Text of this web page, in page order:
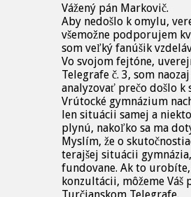
Vážený pán Markovič.
Aby nedošlo k omylu,
všemožne podporujem
som veľký fanúšik
Vo svojom fejtóne,
Telegrafe č. 3, som
analyzovať prečo došlo
Vrútocké gymnázium
len situácii samej a
plynú, nakoľko sa ma
Myslím, že o
terajšej situácii
fundovane. Ak to
konzultácii, môžeme
Turčianskom Telegrafe.